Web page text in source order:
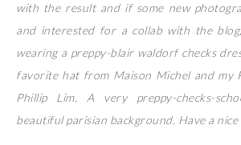
with the result and if some new
and interested for a collab with the
wearing a preppy-blair waldorf checks
favorite hat from Maison Michel and my
Phillip Lim. A very preppy-checks-
beautiful parisian background. Have a nice